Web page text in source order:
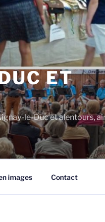
ET
le-Duc et alentours,
images Contact